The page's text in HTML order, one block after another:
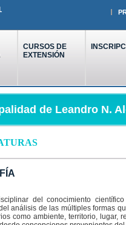
CURSOS DE
EXTENSIÓN
de Leandro N.
del conocimiento
análisis de las múltiples formas
como ambiente, territorio,